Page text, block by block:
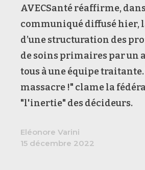
AVECSanté réaffirme,
communiqué diffusé hier,
d’une structuration des
de soins primaires par un
tous à une équipe
massacre !" clame la
"l'inertie" des décideurs.
Eléonore Varini
15 décembre 2022